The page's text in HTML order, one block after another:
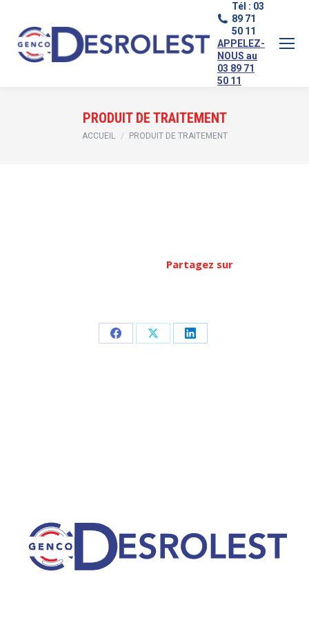
Tél : 03
89 71
50 11
APPELEZ-
NOUS au
03 89 71
50 11
PRODUIT DE TRAITEMENT
Vous êtes ici :
ACCUEIL PRODUIT DE TRAITEMENT
Partagez sur
PartagerPartagerPartager